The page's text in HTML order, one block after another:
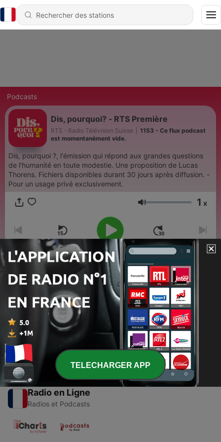
Podcasts
Dis, pourquoi? ‐ RTS Première
RTS - Radio Télévision Suisse
1153 - Ce flux podcast
est momentanément vide.
Dis, pourquoi ?, l'émission qui répond aux grandes questions
de l'humanité en toute modestie. Une proposition de Lucas
Thorens. Fichiers disponibles durant 30 jours après diffusion. -
Pour un usage privé exclusivement.
Volume 1 x
00:00 00:00
Ce flux podcast est momentanément vide.
20 janv. 2022
Radio en Ligne
Radios et Podcasts
TELECHARGER APP